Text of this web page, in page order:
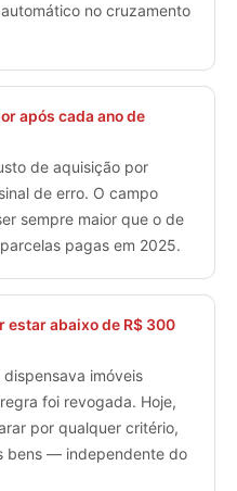
no cruzamento
após cada ano de
de aquisição por
de erro. O campo
sempre maior que o de
pagas em 2025.
estar abaixo de R$ 300
imóveis
foi revogada. Hoje,
por qualquer critério,
bens — independente do